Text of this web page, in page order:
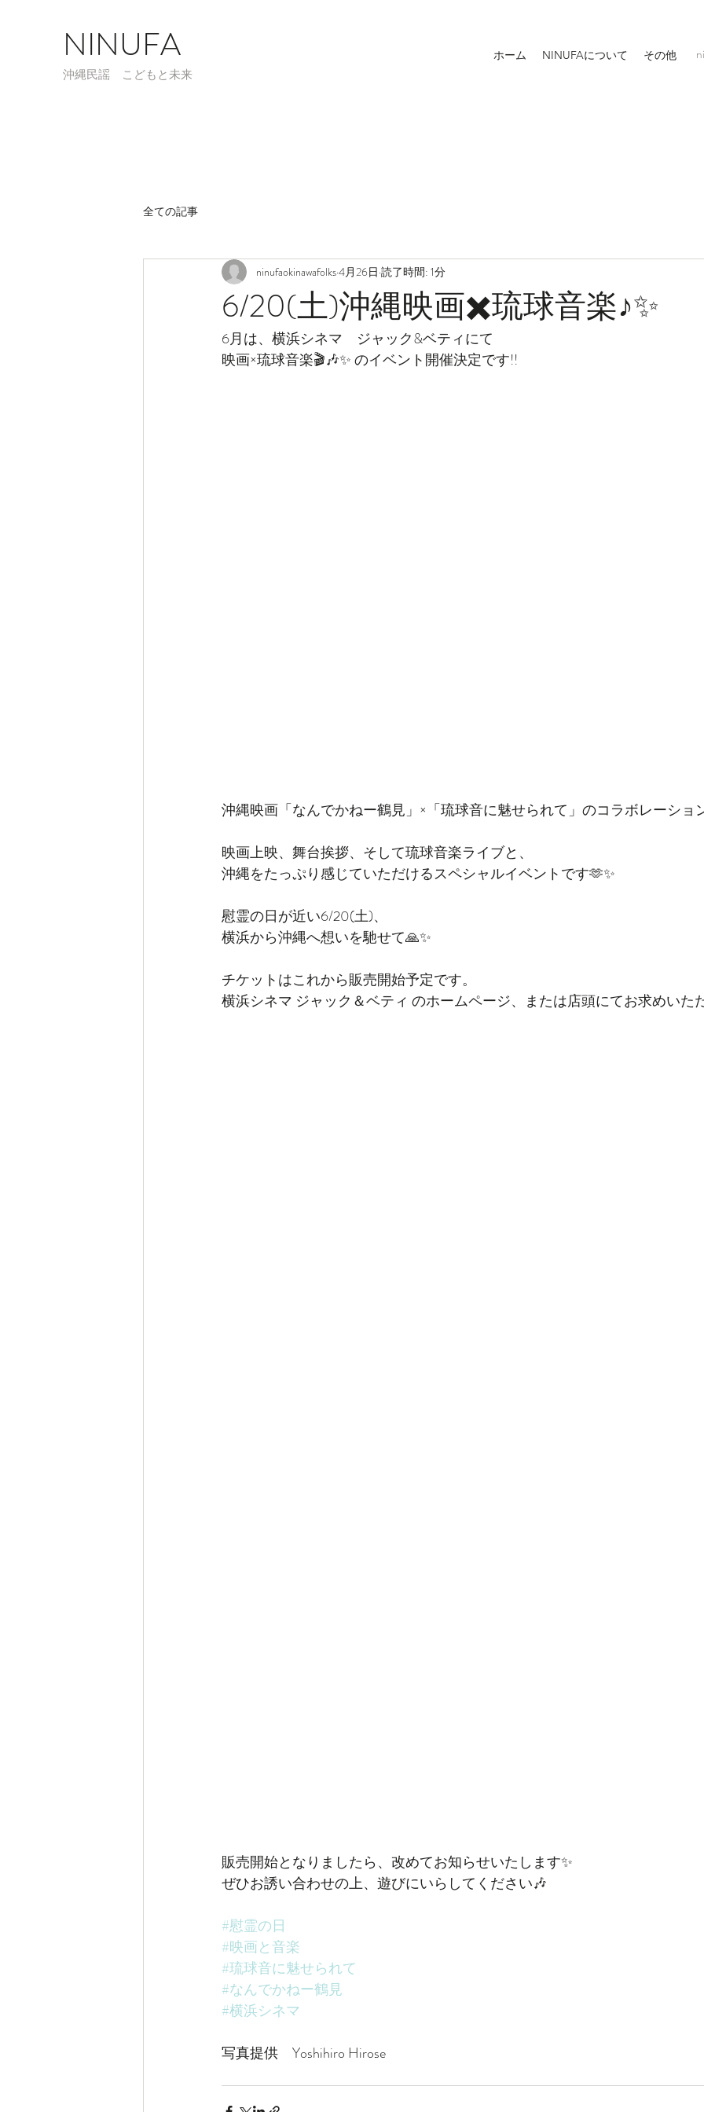
NINUFA
​沖縄民謡 こどもと未来
ホーム NINUFAについて その他
全ての記事
6/20(土)沖縄映画✖️琉球音楽♪✨
ninufaokinawafolks4月26日 読了時間: 1分
6月は、横浜シネマ　ジャック&ベティにて
映画×琉球音楽🎬🎶✨ のイベント開催決定です!!
沖縄映画「なんでかねー鶴見」×「琉球音に魅せられて」のコラボレーショ
映画上映、舞台挨拶、そして琉球音楽ライブと、
沖縄をたっぷり感じていただけるスペシャルイベントです🫶✨
慰霊の日が近い6/20(土)、
横浜から沖縄へ想いを馳せて🙏✨
チケットはこれから販売開始予定です。
横浜シネマ ジャック＆ベティ のホームページ、または店頭にてお求めい
販売開始となりましたら、改めてお知らせいたします✨
ぜひお誘い合わせの上、遊びにいらしてください🎶
#慰霊の日
#映画と音楽
#琉球音に魅せられて
#なんでかねー鶴見
#横浜シネマ
写真提供　Yoshihiro Hirose